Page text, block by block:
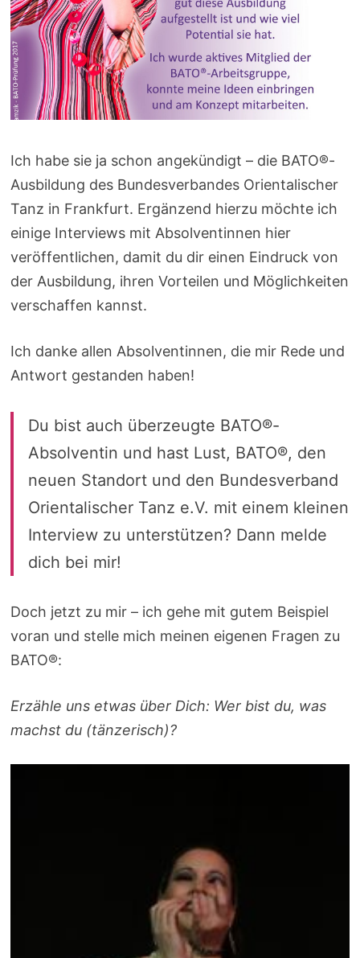
Ich habe sie ja schon angekündigt – die BATO®-
Ausbildung des Bundesverbandes Orientalischer
Tanz in Frankfurt. Ergänzend hierzu möchte ich
einige Interviews mit Absolventinnen hier
veröffentlichen, damit du dir einen Eindruck von
der Ausbildung, ihren Vorteilen und Möglichkeiten
verschaffen kannst.
Ich danke allen Absolventinnen, die mir Rede und
Antwort gestanden haben!
Du bist auch überzeugte BATO®-
Absolventin und hast Lust, BATO®, den
neuen Standort und den Bundesverband
Orientalischer Tanz e.V. mit einem kleinen
Interview zu unterstützen? Dann melde
dich bei mir!
Doch jetzt zu mir – ich gehe mit gutem Beispiel
voran und stelle mich meinen eigenen Fragen zu
BATO®:
Erzähle uns etwas über Dich: Wer bist du, was
machst du (tänzerisch)?